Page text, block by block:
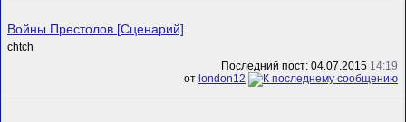
Войны Престолов [Сценарий]
chtch
Последний пост: 04.07.2015 14:19
от london12